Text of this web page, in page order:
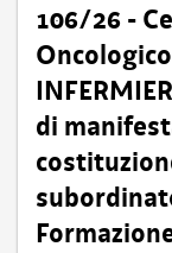
106/26 -
di